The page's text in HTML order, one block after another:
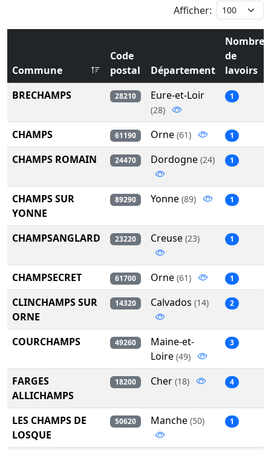
Afficher:
Commune
Code
postal
Département
Nombre
de
lavoirs
BRECHAMPS
28210 Eure-et-Loir
(28)
1
CHAMPS 61190 Orne (61) 1
CHAMPS ROMAIN 24470 Dordogne (24) 1
CHAMPS SUR
YONNE
89290 Yonne (89) 1
CHAMPSANGLARD 23220 Creuse (23) 1
CHAMPSECRET 61700 Orne (61) 1
CLINCHAMPS SUR
ORNE
14320 Calvados (14) 2
COURCHAMPS 49260
Maine-et-
Loire (49)
3
FARGES
ALLICHAMPS
18200 Cher (18) 4
LES CHAMPS DE
LOSQUE
50620 Manche (50) 1